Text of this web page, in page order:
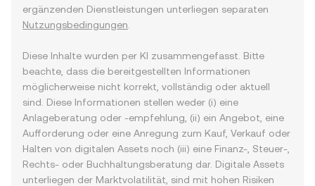
ergänzenden Dienstleistungen unterliegen separaten
Nutzungsbedingungen
Diese Inhalte wurden per KI zusammengefasst. Bitte
beachte, dass die bereitgestellten Informationen
möglicherweise nicht korrekt, vollständig oder aktuell
sind. Diese Informationen stellen weder (i) eine
Anlageberatung oder -empfehlung, (ii) ein Angebot, eine
Aufforderung oder eine Anregung zum Kauf, Verkauf oder
Halten von digitalen Assets noch (iii) eine Finanz-, Steuer-,
Rechts- oder Buchhaltungsberatung dar. Digitale Assets
unterliegen der Marktvolatilität, sind mit hohen Risiken